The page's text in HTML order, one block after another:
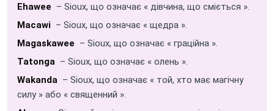
Ehawee – Sioux, що означає « дівчина, що сміється ».
Macawi – Sioux, що означає « щедра ».
Magaskawee – Sioux, що означає « граційна ».
Tatonga – Sioux, що означає « олень ».
Wakanda – Sioux, що означає « той, хто має магічну
силу » або « священний ».